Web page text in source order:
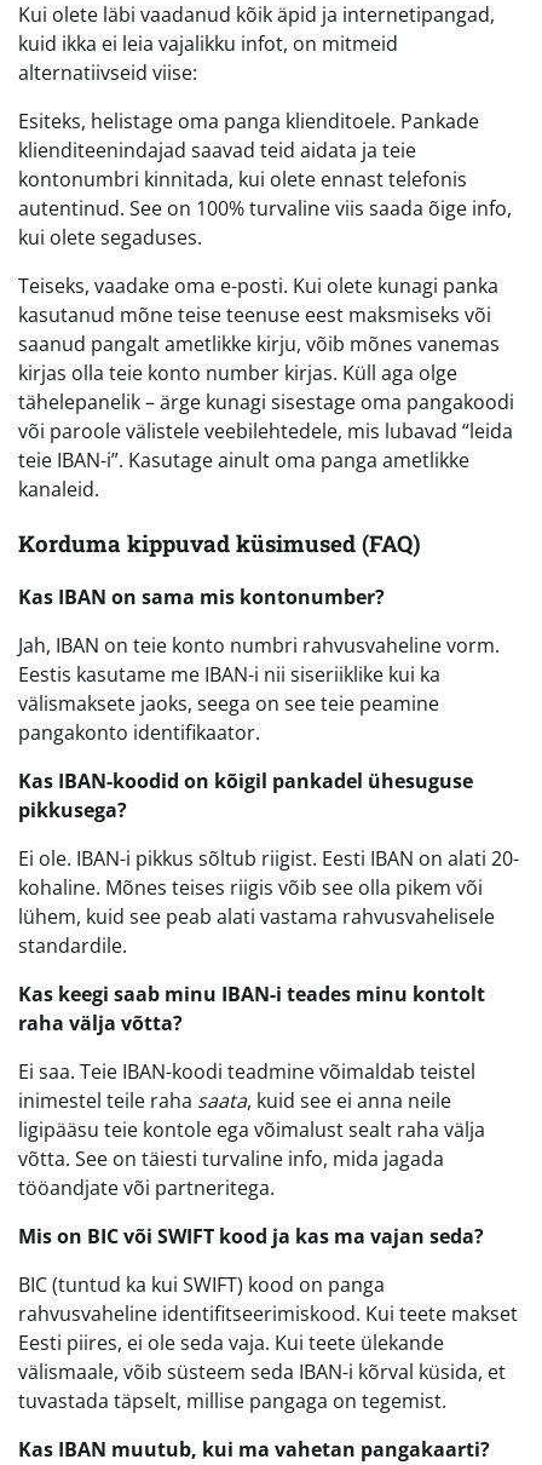
Kui olete läbi vaadanud kõik äpid ja internetipangad,
kuid ikka ei leia vajalikku infot, on mitmeid
alternatiivseid viise:
Esiteks, helistage oma panga klienditoele. Pankade
klienditeenindajad saavad teid aidata ja teie
kontonumbri kinnitada, kui olete ennast telefonis
autentinud. See on 100% turvaline viis saada õige info,
kui olete segaduses.
Teiseks, vaadake oma e-posti. Kui olete kunagi panka
kasutanud mõne teise teenuse eest maksmiseks või
saanud pangalt ametlikke kirju, võib mõnes vanemas
kirjas olla teie konto number kirjas. Küll aga olge
tähelepanelik – ärge kunagi sisestage oma pangakoodi
või paroole välistele veebilehtedele, mis lubavad “leida
teie IBAN-i”. Kasutage ainult oma panga ametlikke
kanaleid.
Korduma kippuvad küsimused (FAQ)
Kas IBAN on sama mis kontonumber?
Jah, IBAN on teie konto numbri rahvusvaheline vorm.
Eestis kasutame me IBAN-i nii siseriiklike kui ka
välismaksete jaoks, seega on see teie peamine
pangakonto identifikaator.
Kas IBAN-koodid on kõigil pankadel ühesuguse
pikkusega?
Ei ole. IBAN-i pikkus sõltub riigist. Eesti IBAN on alati 20-
kohaline. Mõnes teises riigis võib see olla pikem või
lühem, kuid see peab alati vastama rahvusvahelisele
standardile.
Kas keegi saab minu IBAN-i teades minu kontolt
raha välja võtta?
Ei saa. Teie IBAN-koodi teadmine võimaldab teistel
inimestel teile raha saata, kuid see ei anna neile
ligipääsu teie kontole ega võimalust sealt raha välja
võtta. See on täiesti turvaline info, mida jagada
tööandjate või partneritega.
Mis on BIC või SWIFT kood ja kas ma vajan seda?
BIC (tuntud ka kui SWIFT) kood on panga
rahvusvaheline identifitseerimiskood. Kui teete makset
Eesti piires, ei ole seda vaja. Kui teete ülekande
välismaale, võib süsteem seda IBAN-i kõrval küsida, et
tuvastada täpselt, millise pangaga on tegemist.
Kas IBAN muutub, kui ma vahetan pangakaarti?